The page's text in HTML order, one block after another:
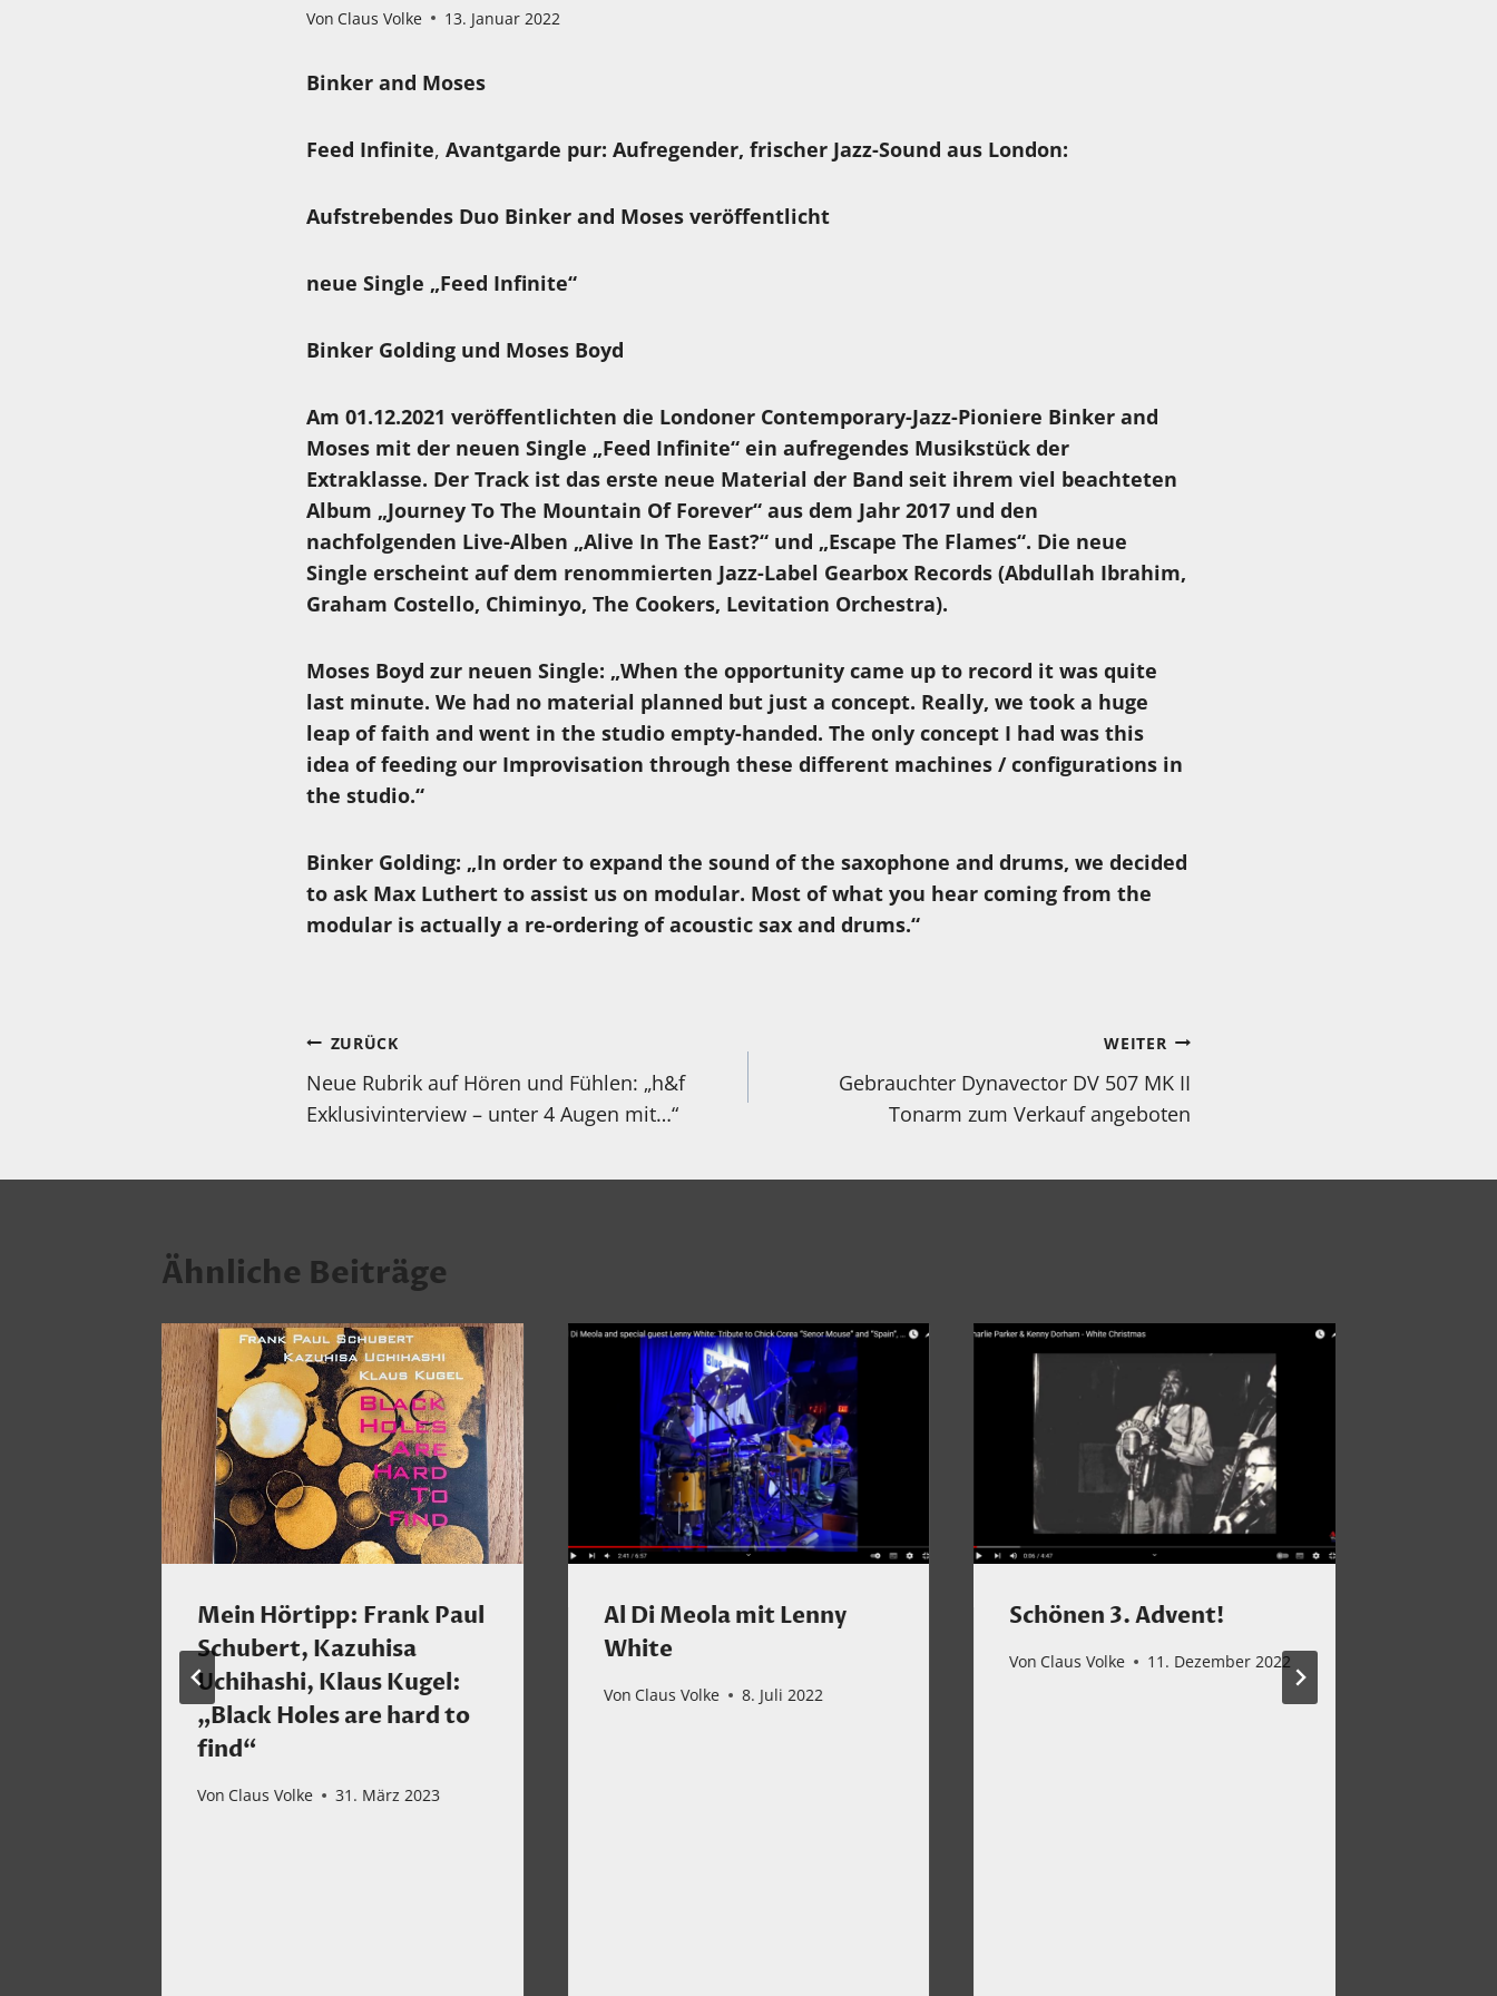
Von Claus Volke 13. Januar 2022
Binker and Moses
Feed Infinite, Avantgarde pur: Aufregender, frischer Jazz-Sound aus London:
Aufstrebendes Duo Binker and Moses veröffentlicht
neue Single „Feed Infinite“
Binker Golding und Moses Boyd
Am 01.12.2021 veröffentlichten die Londoner Contemporary-Jazz-Pioniere Binker and
Moses mit der neuen Single „Feed Infinite“ ein aufregendes Musikstück der
Extraklasse. Der Track ist das erste neue Material der Band seit ihrem viel beachteten
Album „Journey To The Mountain Of Forever“ aus dem Jahr 2017 und den
nachfolgenden Live-Alben „Alive In The East?“ und „Escape The Flames“. Die neue
Single erscheint auf dem renommierten Jazz-Label Gearbox Records (Abdullah Ibrahim,
Graham Costello, Chiminyo, The Cookers, Levitation Orchestra).
Moses Boyd zur neuen Single: „When the opportunity came up to record it was quite
last minute. We had no material planned but just a concept. Really, we took a huge
leap of faith and went in the studio empty-handed. The only concept I had was this
idea of feeding our Improvisation through these different machines / configurations in
the studio.“
Binker Golding: „In order to expand the sound of the saxophone and drums, we decided
to ask Max Luthert to assist us on modular. Most of what you hear coming from the
modular is actually a re-ordering of acoustic sax and drums.“
Beitragsnavigation
ZURÜCK
Neue Rubrik auf Hören und Fühlen: „h&f
Exklusivinterview – unter 4 Augen mit…“
WEITER
Gebrauchter Dynavector DV 507 MK II
Tonarm zum Verkauf angeboten
Ähnliche Beiträge
Mein Hörtipp: Frank Paul
Schubert, Kazuhisa
Uchihashi, Klaus Kugel:
„Black Holes are hard to
find“
Von Claus Volke 31. März 2023
Al Di Meola mit Lenny
White
Von Claus Volke 8. Juli 2022
Schönen 3. Advent!
Von Claus Volke 11. Dezember 2022